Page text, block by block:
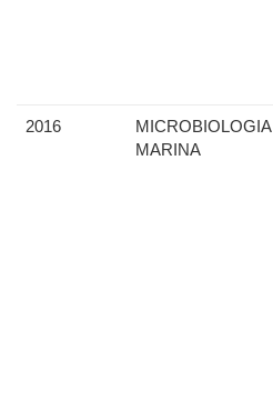
2016
MICROBIOLOGIA
MARINA